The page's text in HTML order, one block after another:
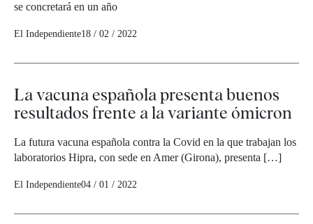
se concretará en un año
El Independiente18 / 02 / 2022
La vacuna española presenta buenos
resultados frente a la variante ómicron
La futura vacuna española contra la Covid en la que trabajan los
laboratorios Hipra, con sede en Amer (Girona), presenta […]
El Independiente04 / 01 / 2022